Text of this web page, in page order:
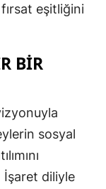
Erzincan
Gaziantep
Giresun
eşitliğini
BIR
sosyal
diliyle